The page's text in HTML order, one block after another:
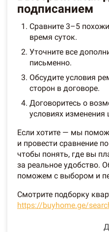
подписанием
Сравните 3–5
время суток.
Уточните все
письменно.
Обсудите условия
сторон в договоре.
Договоритесь о
условиях изменения
Если хотите — мы
и провести сравнение
чтобы понять, где вы
за реальное удобство.
поможем с выбором и
Смотрите подборку
https://buyhome.ge/